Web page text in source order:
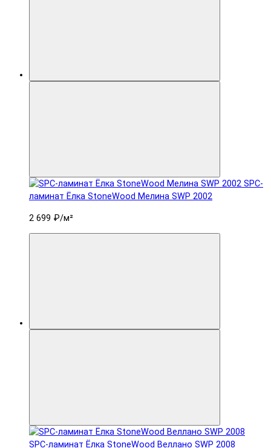
SPC-
ламинат Ëлка StoneWood Мелина SWP 2002
2 699 ₽/м²
SPC-ламинат Ëлка StoneWood Веллано SWP 2008